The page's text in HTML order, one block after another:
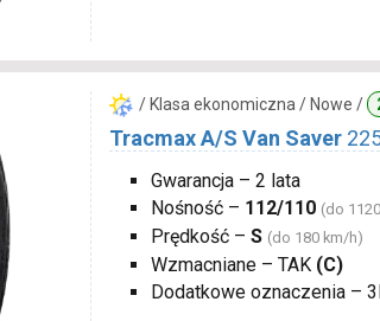
/ Klasa ekonomiczna / Nowe /
Tracmax A/S Van Saver
Gwarancja – 2 lata
Nośność – 112/110 (do
Prędkość – S (do 180 km/h)
Wzmacniane – TAK (C)
Dodatkowe oznaczenia –